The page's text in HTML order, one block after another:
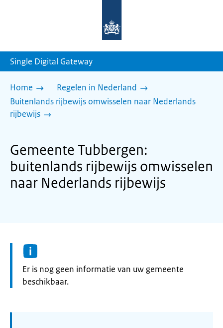
homepage
Single Digital Gateway
Home
Regelen in Nederland
Buitenlands rijbewijs omwisselen naar Nederlands
rijbewijs
Gemeente Tubbergen:
buitenlands rijbewijs omwisselen
naar Nederlands rijbewijs
Informatie:
Er is nog geen informatie van uw gemeente
beschikbaar.